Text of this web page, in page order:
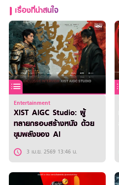
เรื่องที่น่าสนใจ
Entertainment
XIST AIGC Studio: ผู้
ทลายกรอบสร้างหนัง ด้วย
ขุมพลังของ AI
3 เม.ย. 2569 13:46 น.